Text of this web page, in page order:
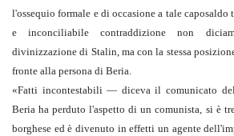
l'ossequio formale e di occasione a tale
e inconciliabile contraddizione non
divinizzazione di Stalin, ma con la stessa
fronte alla persona di Beria.
«Fatti incontestabili — diceva il comunicato
Beria ha perduto l'aspetto di un comunista, si è
borghese ed è divenuto in effetti un agente